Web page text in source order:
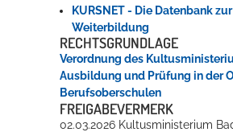
KURSNET - Die Datenbank
Weiterbildung
RECHTSGRUNDLAGE
Verordnung des
Ausbildung und Prüfung in der
Berufsoberschulen
FREIGABEVERMERK
02.03.2026 Kultusministerium